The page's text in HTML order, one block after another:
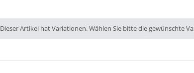
x
Dieser Artikel hat Variationen. Wählen Sie bitte die gewünschte